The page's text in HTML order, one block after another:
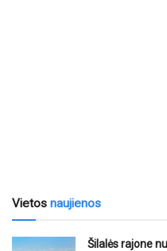
Vietos naujienos
Šilalės rajone